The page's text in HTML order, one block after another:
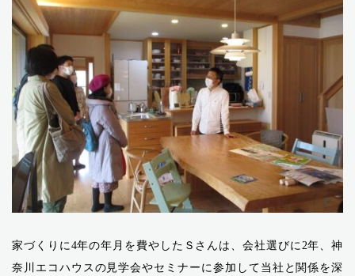
家づくりに4年の年月を費やしたＳさんは、会社選びに2年、神
奈川エコハウスの見学会やセミナーに参加して当社と関係を深